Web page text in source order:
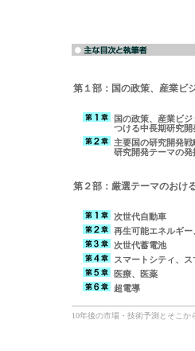
第１部：国の政策、産業ビ
国の政策、産業ビ
つける中長期研究
主要国の研究開発
研究開発テーマの発
第２部：厳選テーマのおけ
次世代自動車
再生可能エネルギ
次世代蓄電池
スマートシティ、ス
医療、医薬
超電導
10年後の市場・技術予測とそこ